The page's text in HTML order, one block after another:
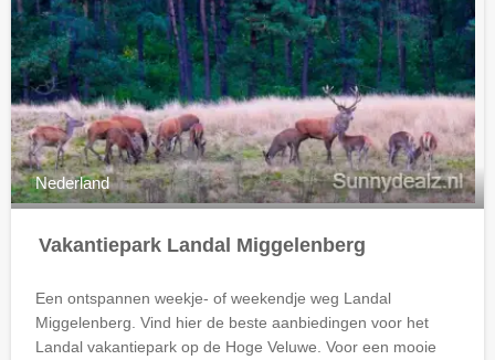
Nederland
Vakantiepark Landal Miggelenberg
Een ontspannen weekje- of weekendje weg Landal
Miggelenberg. Vind hier de beste aanbiedingen voor het
Landal vakantiepark op de Hoge Veluwe. Voor een mooie